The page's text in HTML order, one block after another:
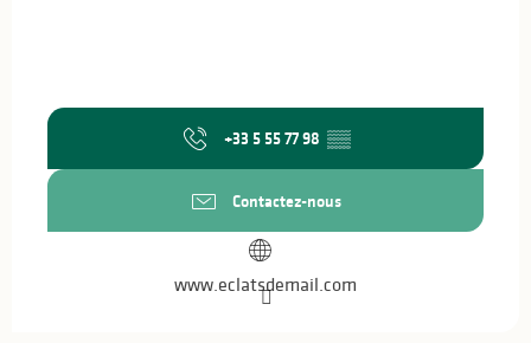
+33 5 55 77 98 ▒▒
Contactez-nous
www.eclatsdemail.com